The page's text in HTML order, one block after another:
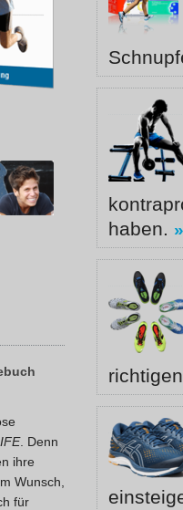
. Denn
ihre
Wunsch,
für
haben.